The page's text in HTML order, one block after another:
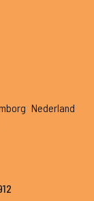
Nederland